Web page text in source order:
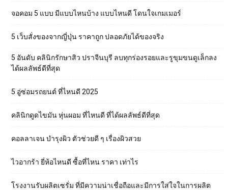
จอคอม 5 แบบ มีแบบไหนบ้าง แบบไหนดี โดนใจเกมเมอร์
5 เว็บสั่งของจากญี่ปุ่น ราคาถูก ปลอดภัยได้ของจริง
5 อันดับ คลินิกรักษาสิว ปราจีนบุรี ลบทุกร่องรอยและรูขุมขนดูเล็กลง
ได้ผลลัพธ์ดีที่สุด
5 อู่ซ่อมรถยนต์ ที่ไหนดี 2025
คลินิกดูดไขมัน หุ่นผอม ที่ไหนดี ที่ได้ผลลัพธ์ดีที่สุด
คอลลาเจน บำรุงผิว ตัวช่วยดี ๆ เรื่องผิวสวย
ไวอากร้า ยี่ห้อไหนดี ซื้อที่ไหน ราคา เท่าไร
โรงงานรับผลิตเซรั่ม ที่มีความน่าเชื่อถือและมีการใส่ใจในการผลิต